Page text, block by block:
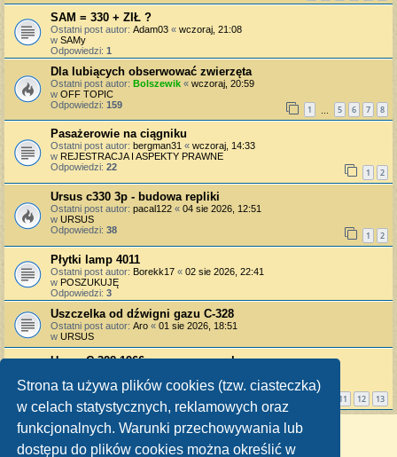
Strona ta używa plików cookies (tzw. ciasteczka)
w celach statystycznych, reklamowych oraz
funkcjonalnych. Warunki przechowywania lub
dostępu do plików cookies można określić w
SAM = 330 + ZIŁ ?
Ostatni post autor: Adam03 « wczoraj, 21:08
w SAMy
Odpowiedzi: 1
Dla lubiących obserwować zwierzęta
Ostatni post autor: Bolszewik « wczoraj, 20:59
w OFF TOPIC
Odpowiedzi: 159 1 5 6 7 8
Pasażerowie na ciągniku
Ostatni post autor: bergman31 « wczoraj, 14:33
w REJESTRACJA I ASPEKTY PRAWNE
Odpowiedzi: 22 1 2
Ursus c330 3p - budowa repliki
Ostatni post autor: pacal122 « 04 sie 2026, 12:51
w URSUS
Odpowiedzi: 38 1 2
Płytki lamp 4011
Ostatni post autor: Borekk17 « 02 sie 2026, 22:41
w POSZUKUJĘ
Odpowiedzi: 3
Uszczelka od dźwigni gazu C-328
Ostatni post autor: Aro « 01 sie 2026, 18:51
w URSUS
Ursus C-328 1966 - naprawy pozakupowe
w WARSZTAT
Odpowiedzi:253 11 12 13
Znaleziono 9 wyników • Strona1 z1